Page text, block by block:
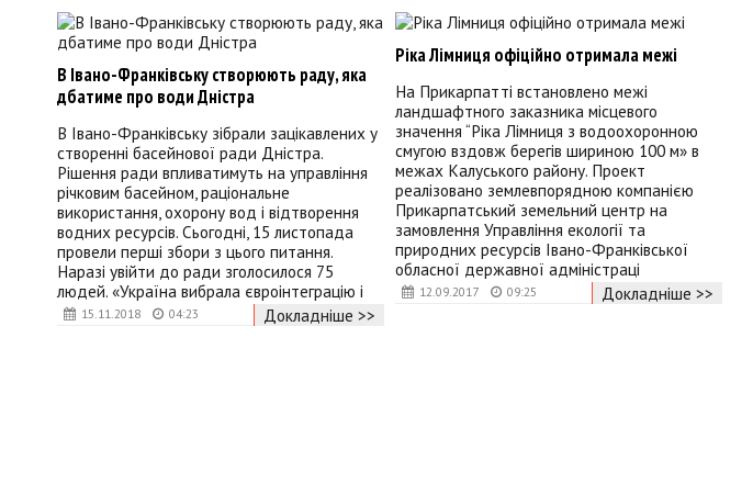
15.11.2018 04:23
В Івано-Франківську створюють раду, яка
дбатиме про води Дністра
В Івано-Франківську зібрали зацікавлених у
створенні басейнової ради Дністра.
Рішення ради впливатимуть на управління
річковим басейном, раціональне
використання, охорону вод і відтворення
водних ресурсів. Сьогодні, 15 листопада
провели перші збори з цього питання.
Наразі увійти до ради зголосилося 75
людей. «Україна вибрала євроінтеграцію і
Докладніше >>
12.09.2017 09:25
Ріка Лімниця офіційно отримала межі
На Прикарпатті встановлено межі
ландшафтного заказника місцевого
значення “Ріка Лімниця з водоохоронною
смугою вздовж берегів шириною 100 м» в
межах Калуського району. Проект
реалізовано землевпорядною компанією
Прикарпатський земельний центр на
замовлення Управління екології та
природних ресурсів Івано-Франківської
обласної державної адміністраці
Докладніше >>